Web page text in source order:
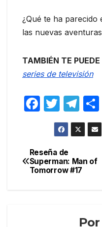
¿Qué te ha parecido
las nuevas
TAMBIÉN TE
series de televisión
F
e
b
T
w
itt
er
T
el
e
a
Navegación
de
Reseña de
Superman: Man of
Tomorrow #17
Por